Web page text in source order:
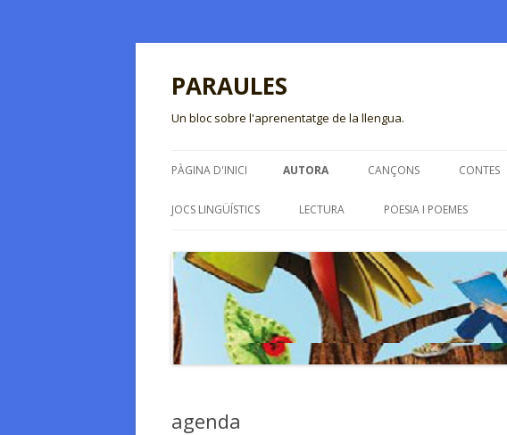
PARAULES
Un bloc sobre l'aprenentatge de la llengua.
PÀGINA D'INICI AUTORA CANÇONS CONTES
JOCS LINGÜÍSTICS LECTURA POESIA I POEMES
agenda